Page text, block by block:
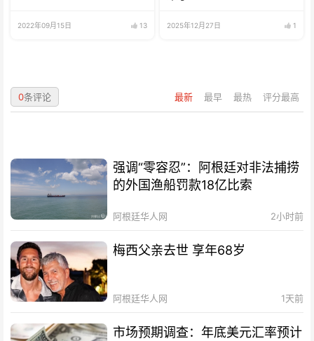
2022年09月15日 13 2025年12月27日 1
最新 最早 最热 评分最高
0条评论
强调“零容忍”：阿根廷对非法捕捞
的外国渔船罚款18亿比索
阿根廷华人网 2小时前
梅西父亲去世 享年68岁
阿根廷华人网 1天前
市场预期调查：年底美元汇率预计